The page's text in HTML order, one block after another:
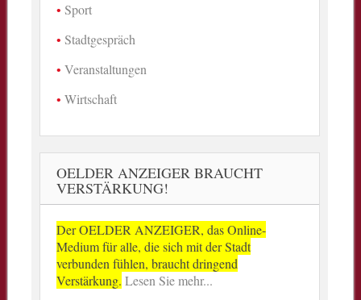
Sport
Stadtgespräch
Veranstaltungen
Wirtschaft
OELDER ANZEIGER BRAUCHT
VERSTÄRKUNG!
Der OELDER ANZEIGER, das Online-
Medium für alle, die sich mit der Stadt
verbunden fühlen, braucht dringend
Verstärkung. Lesen Sie mehr...